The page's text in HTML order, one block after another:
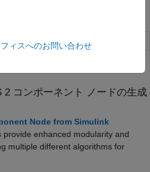
トするブロック
2 コンポーネント ノードの生成
Node from Simulink
provide enhanced modularity and
multiple different algorithms for
ィスへのお問い合わせ